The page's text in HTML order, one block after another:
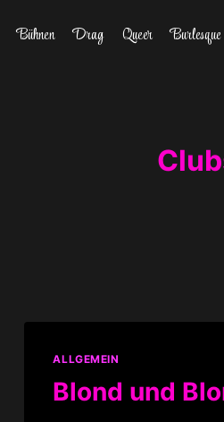
Bühnen Drag Queer Burlesque
ALLGEMEIN
Blond und